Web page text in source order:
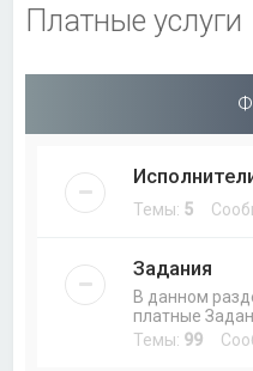
Платные услуги
Темы: 5
Задания
В данном
платные
Темы: 99